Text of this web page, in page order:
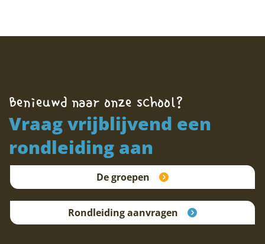
Benieuwd naar onze school?
Vraag vrijblijvend een
rondleiding aan
De groepen
Rondleiding aanvragen